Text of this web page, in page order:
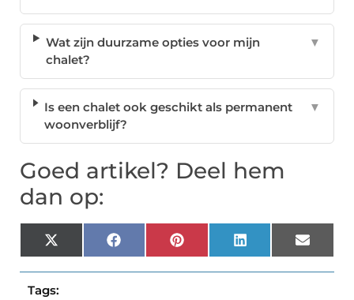
Wat zijn duurzame opties voor mijn
chalet?
▼
Is een chalet ook geschikt als permanent
woonverblijf?
▼
Goed artikel? Deel hem
dan op:
X
(Twitter)
FacebookPinterest LinkedIn Email
Tags: